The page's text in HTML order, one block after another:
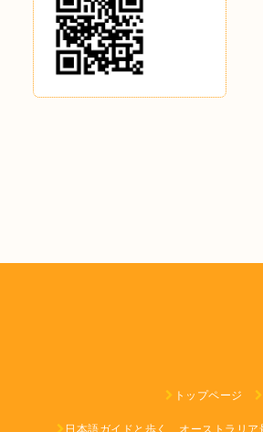
トップページ
日本語ガイドと歩く、オーストラリ